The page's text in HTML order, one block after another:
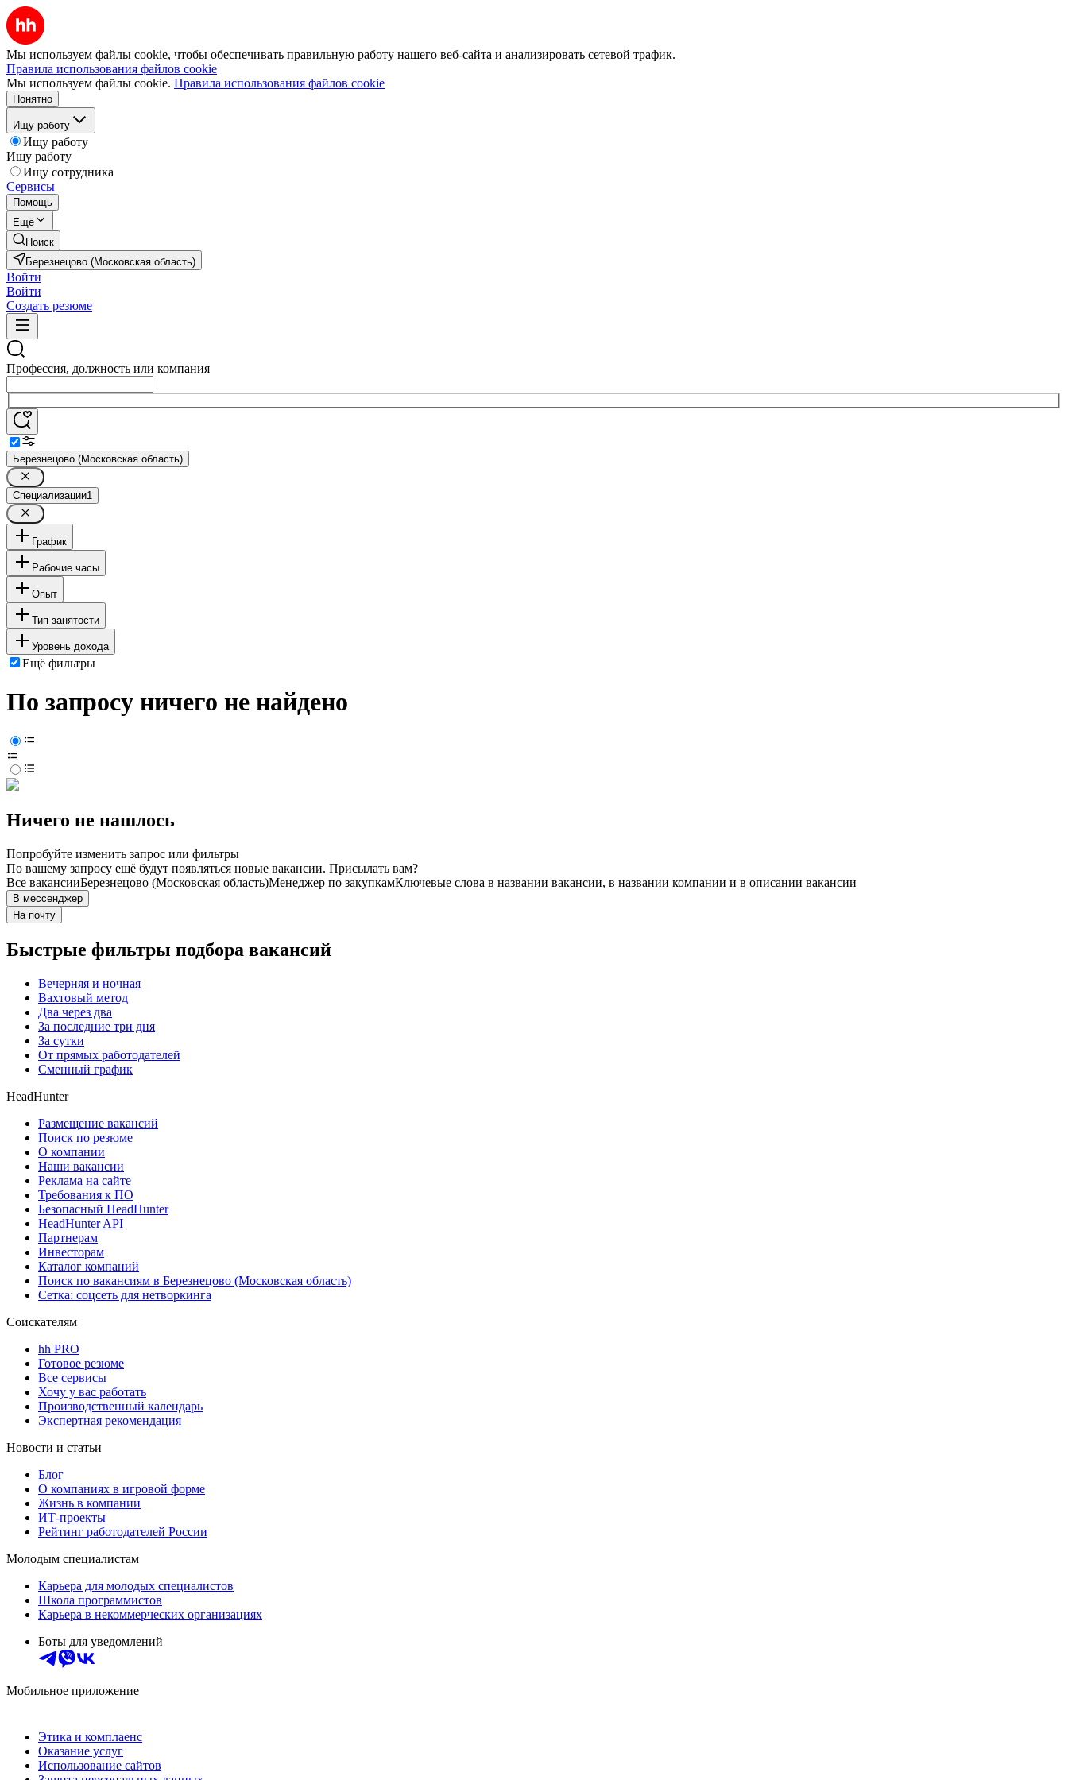
Мы используем файлы cookie, чтобы обеспечивать правильную работу нашего веб-сайта и анализировать сетевой трафик.
Правила использования файлов cookie
Мы используем файлы cookie. Правила использования файлов cookie
Понятно
Ищу работу
Ищу работу
Ищу работу
Ищу сотрудника
Сервисы
Помощь
Ещё
Поиск
Березнецово (Московская область)
Войти
Войти
Создать резюме
Профессия, должность или компания
Березнецово (Московская область)
Специализации1
График
Рабочие часы
Опыт
Тип занятости
Уровень дохода
Ещё фильтры
По запросу ничего не найдено
Ничего не нашлось
Попробуйте изменить запрос или фильтры
По вашему запросу ещё будут появляться новые вакансии. Присылать вам?
Все вакансииБерезнецово (Московская область)Менеджер по закупкамКлючевые слова в названии вакансии, в названии компании и в описании вакансии
В мессенджер
На почту
Быстрые фильтры подбора вакансий
Вечерняя и ночная
Вахтовый метод
Два через два
За последние три дня
За сутки
От прямых работодателей
Сменный график
HeadHunter
Размещение вакансий
Поиск по резюме
О компании
Наши вакансии
Реклама на сайте
Требования к ПО
Безопасный HeadHunter
HeadHunter API
Партнерам
Инвесторам
Каталог компаний
Поиск по вакансиям в Березнецово (Московская область)
Сетка: соцсеть для нетворкинга
Соискателям
hh PRO
Готовое резюме
Все сервисы
Хочу у вас работать
Производственный календарь
Экспертная рекомендация
Новости и статьи
Блог
О компаниях в игровой форме
Жизнь в компании
ИТ-проекты
Рейтинг работодателей России
Молодым специалистам
Карьера для молодых специалистов
Школа программистов
Карьера в некоммерческих организациях
Боты для уведомлений
Мобильное приложение
Этика и комплаенс
Оказание услуг
Использование сайтов